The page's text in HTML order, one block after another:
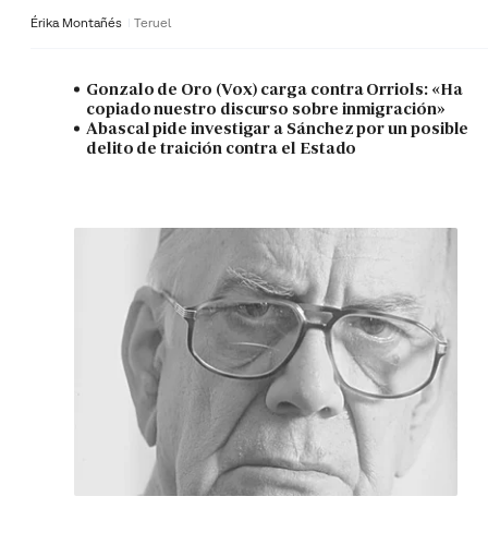
Érika Montañés Teruel
Gonzalo de Oro (Vox) carga contra Orriols: «Ha
copiado nuestro discurso sobre inmigración»
Abascal pide investigar a Sánchez por un posible
delito de traición contra el Estado